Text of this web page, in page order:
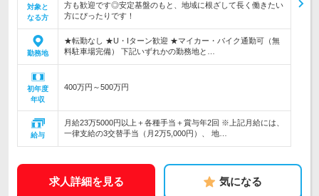
対象と
なる方
方も歓迎です◎安定基盤のもと、地域に根ざして長く働きたい
方にぴったりです！
勤務地
★転勤なし ★U・Iターン歓迎 ★マイカー・バイク通勤可（無
料駐車場完備） 下記いずれかの勤務地と…
初年度
年収
400万円～500万円
給与
月給23万5000円以上＋各種手当＋賞与年2回 ※上記月給には、
一律支給の3交替手当（月2万5,000円）、 地…
求人詳細を見る 気になる